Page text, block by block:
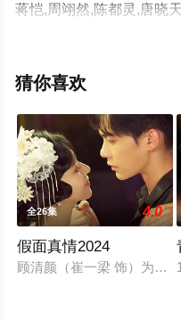
蒋恺,周翊然,陈都灵,唐晓
的中国大陆电视剧，大结
网，更多相关信息可移步
猜你喜欢
全26集 4.0
假面真情2024
顾清颜（崔一梁 饰）为找